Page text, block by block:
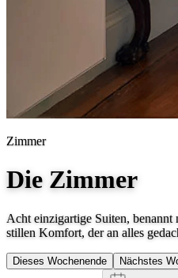
Zimmer
Die Zimmer
Acht einzigartige Suiten, benannt
stillen Komfort, der an alles
Dieses Wochenende Nächstes